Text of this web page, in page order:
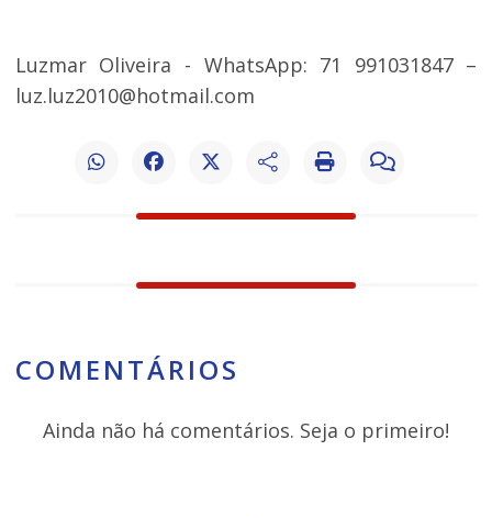
Luzmar Oliveira - WhatsApp: 71 991031847 –
luz.luz2010@hotmail.com
COMENTÁRIOS
Ainda não há comentários. Seja o primeiro!